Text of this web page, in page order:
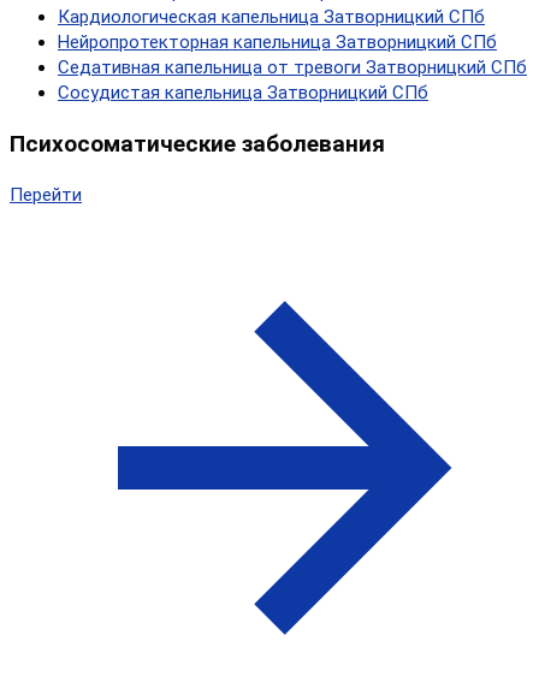
Кардиологическая капельница Затворницкий СПб
Нейропротекторная капельница Затворницкий СПб
Седативная капельница от тревоги Затворницкий СПб
Сосудистая капельница Затворницкий СПб
Психосоматические заболевания
Перейти